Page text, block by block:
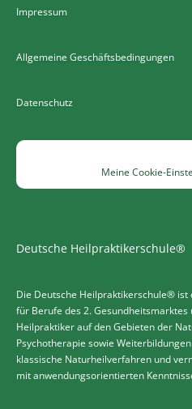
Impressum
Allgemeine Geschäftsbedingungen
Datenschutz
Meine Cookie-
Deutsche Heilpraktikerschule®
Die Deutsche Heilpraktikerschule®
für Berufe des 2.
Heilpraktiker auf den Gebieten der
Psychotherapie sowie
klassische Naturheilverfahren und
mit anwendungsorientierten